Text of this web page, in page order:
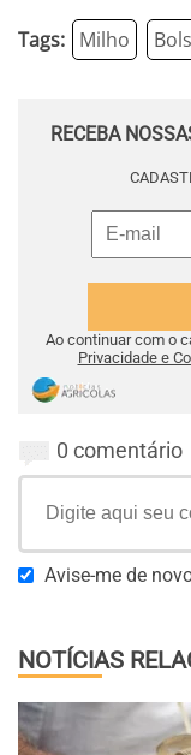
Tags: Milho
RECEBA
Ao continuar com o
Privacidade e
0 comentário
Avise-me de
NOTÍCIAS